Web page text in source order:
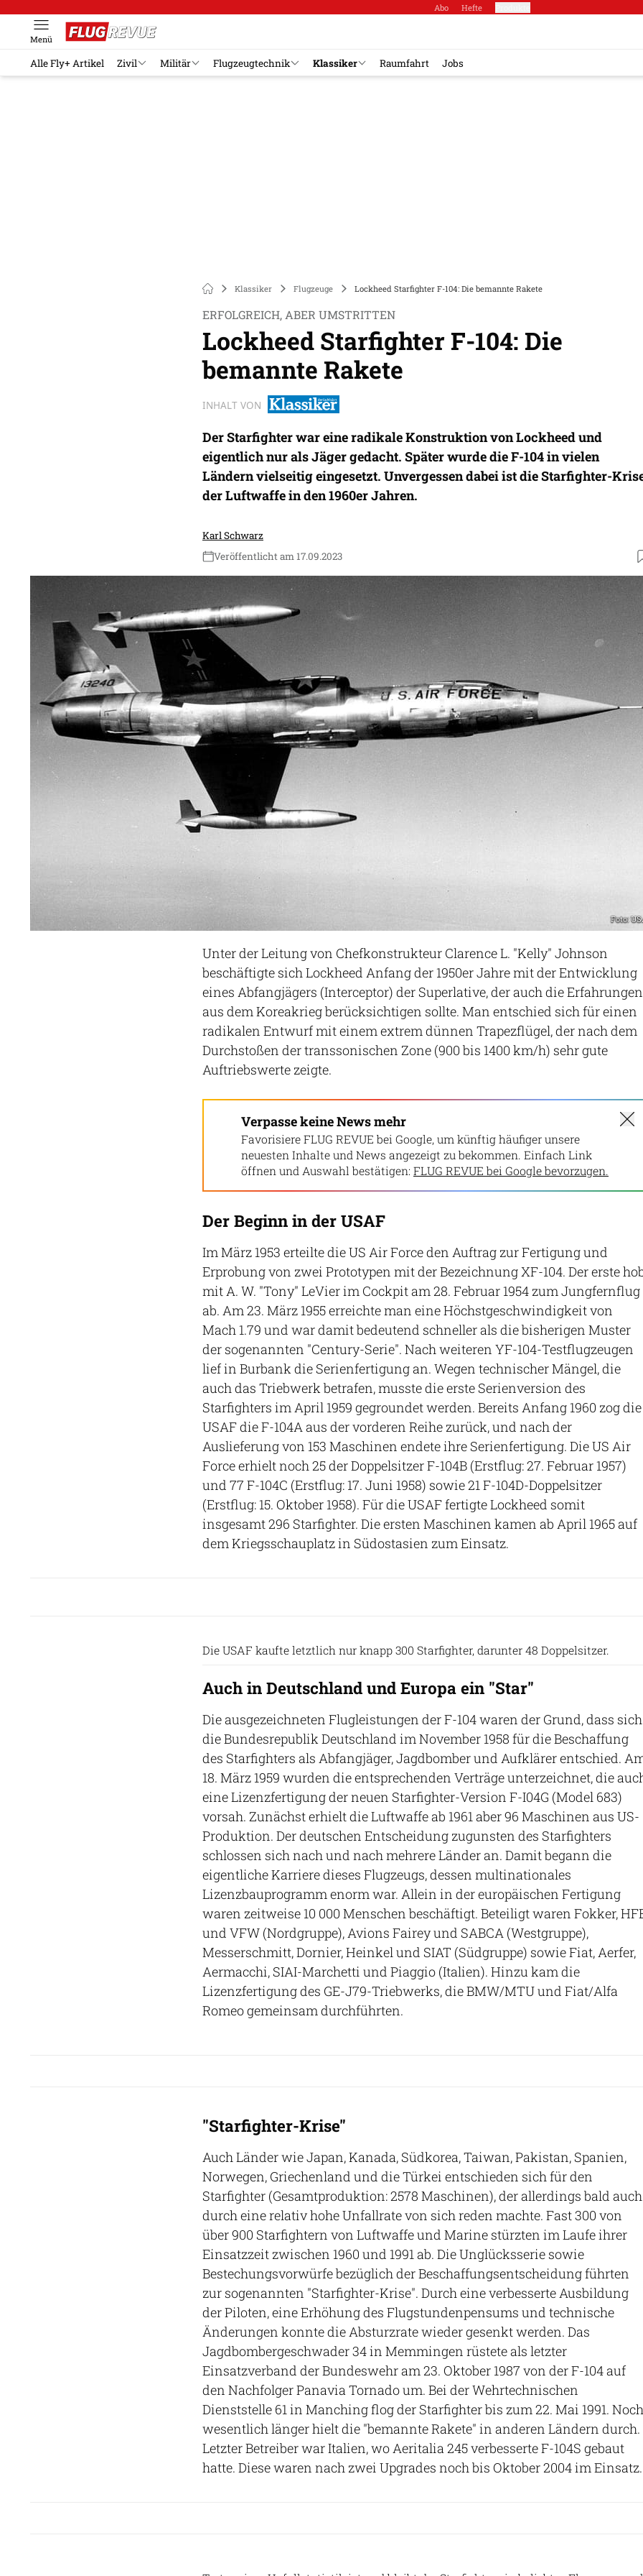
Abo Hefte
Menü
Alle Fly+ Artikel Zivil Militär Flugzeugtechnik Klassiker Raumfahrt Jobs
Klassiker Flugzeuge Lockheed Starfighter F-104: Die bemannte Rakete
ERFOLGREICH, ABER UMSTRITTEN
Lockheed Starfighter F-104: Die
bemannte Rakete
INHALT VON
Der Starfighter war eine radikale Konstruktion von Lockheed und
eigentlich nur als Jäger gedacht. Später wurde die F-104 in vielen
Ländern vielseitig eingesetzt. Unvergessen dabei ist die Starfighter-
der Luftwaffe in den 1960er Jahren.
Karl Schwarz
Veröffentlicht am 17.09.2023
Foto:
Unter der Leitung von Chefkonstrukteur Clarence L. "Kelly" Johnson
beschäftigte sich Lockheed Anfang der 1950er Jahre mit der Entwicklung
eines Abfangjägers (Interceptor) der Superlative, der auch die Erfahrungen
aus dem Koreakrieg berücksichtigen sollte. Man entschied sich für einen
radikalen Entwurf mit einem extrem dünnen Trapezflügel, der nach dem
Durchstoßen der transsonischen Zone (900 bis 1400 km/h) sehr gute
Auftriebswerte zeigte.
Verpasse keine News mehr
Favorisiere FLUG REVUE bei Google, um künftig häufiger unsere
neuesten Inhalte und News angezeigt zu bekommen. Einfach Link
öffnen und Auswahl bestätigen: FLUG REVUE bei Google bevorzugen.
Der Beginn in der USAF
Im März 1953 erteilte die US Air Force den Auftrag zur Fertigung und
Erprobung von zwei Prototypen mit der Bezeichnung XF-104. Der erste
mit A. W. "Tony" LeVier im Cockpit am 28. Februar 1954 zum Jungfernflug
ab. Am 23. März 1955 erreichte man eine Höchstgeschwindigkeit von
Mach 1.79 und war damit bedeutend schneller als die bisherigen Muster
der sogenannten "Century-Serie". Nach weiteren YF-104-Testflugzeugen
lief in Burbank die Serienfertigung an. Wegen technischer Mängel, die
auch das Triebwerk betrafen, musste die erste Serienversion des
Starfighters im April 1959 gegroundet werden. Bereits Anfang 1960 zog die
USAF die F-104A aus der vorderen Reihe zurück, und nach der
Auslieferung von 153 Maschinen endete ihre Serienfertigung. Die US Air
Force erhielt noch 25 der Doppelsitzer F-104B (Erstflug: 27. Februar 1957)
und 77 F-104C (Erstflug: 17. Juni 1958) sowie 21 F-104D-Doppelsitzer
(Erstflug: 15. Oktober 1958). Für die USAF fertigte Lockheed somit
insgesamt 296 Starfighter. Die ersten Maschinen kamen ab April 1965 auf
dem Kriegsschauplatz in Südostasien zum Einsatz.
Die USAF kaufte letztlich nur knapp 300 Starfighter, darunter 48 Doppelsitzer.
Auch in Deutschland und Europa ein "Star"
Die ausgezeichneten Flugleistungen der F-104 waren der Grund, dass sich
die Bundesrepublik Deutschland im November 1958 für die Beschaffung
des Starfighters als Abfangjäger, Jagdbomber und Aufklärer entschied.
18. März 1959 wurden die entsprechenden Verträge unterzeichnet, die
eine Lizenzfertigung der neuen Starfighter-Version F-I04G (Model 683)
vorsah. Zunächst erhielt die Luftwaffe ab 1961 aber 96 Maschinen aus US-
Produktion. Der deutschen Entscheidung zugunsten des Starfighters
schlossen sich nach und nach mehrere Länder an. Damit begann die
eigentliche Karriere dieses Flugzeugs, dessen multinationales
Lizenzbauprogramm enorm war. Allein in der europäischen Fertigung
waren zeitweise 10 000 Menschen beschäftigt. Beteiligt waren Fokker,
und VFW (Nordgruppe), Avions Fairey und SABCA (Westgruppe),
Messerschmitt, Dornier, Heinkel und SIAT (Südgruppe) sowie Fiat, Aerfer,
Aermacchi, SIAI-Marchetti und Piaggio (Italien). Hinzu kam die
Lizenzfertigung des GE-J79-Triebwerks, die BMW/MTU und Fiat/Alfa
Romeo gemeinsam durchführten.
"Starfighter-Krise"
Auch Länder wie Japan, Kanada, Südkorea, Taiwan, Pakistan, Spanien,
Norwegen, Griechenland und die Türkei entschieden sich für den
Starfighter (Gesamtproduktion: 2578 Maschinen), der allerdings bald auch
durch eine relativ hohe Unfallrate von sich reden machte. Fast 300 von
über 900 Starfightern von Luftwaffe und Marine stürzten im Laufe ihrer
Einsatzzeit zwischen 1960 und 1991 ab. Die Unglücksserie sowie
Bestechungsvorwürfe bezüglich der Beschaffungsentscheidung führten
zur sogenannten "Starfighter-Krise". Durch eine verbesserte Ausbildung
der Piloten, eine Erhöhung des Flugstundenpensums und technische
Änderungen konnte die Absturzrate wieder gesenkt werden. Das
Jagdbombergeschwader 34 in Memmingen rüstete als letzter
Einsatzverband der Bundeswehr am 23. Oktober 1987 von der F-104 auf
den Nachfolger Panavia Tornado um. Bei der Wehrtechnischen
Dienststelle 61 in Manching flog der Starfighter bis zum 22. Mai 1991. Noch
wesentlich länger hielt die "bemannte Rakete" in anderen Ländern durch.
Letzter Betreiber war Italien, wo Aeritalia 245 verbesserte F-104S gebaut
hatte. Diese waren nach zwei Upgrades noch bis Oktober 2004 im Einsatz.